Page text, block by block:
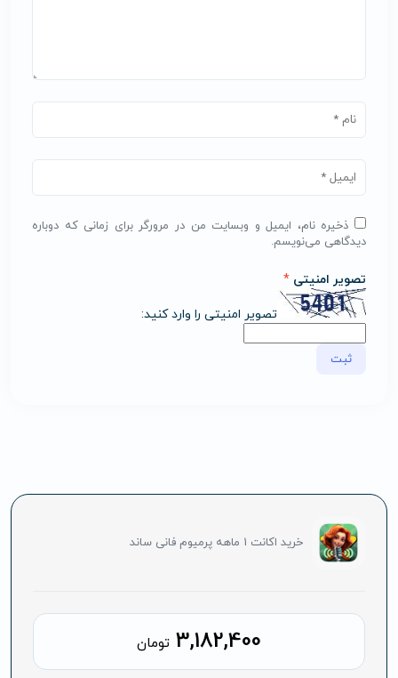
ذخیره نام، ایمیل و وبسایت من در مرورگر برای زمانی که دوباره
دیدگاهی می‌نویسم.
تصویر امنیتی *
تصویر امنیتی را وارد کنید:
خرید اکانت 1 ماهه پرمیوم فانی ساند
3,182,400 تومان